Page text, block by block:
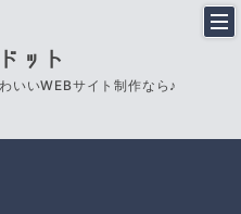
ット
いいWEBサイト制作なら♪